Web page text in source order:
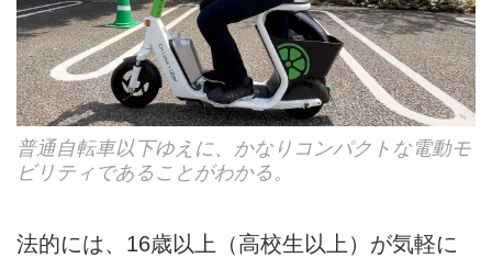
普通自転車以下ゆえに、かなりコンパクトな電動モ
ビリティであることがわかる。
法的には、16歳以上（高校生以上）が気軽に